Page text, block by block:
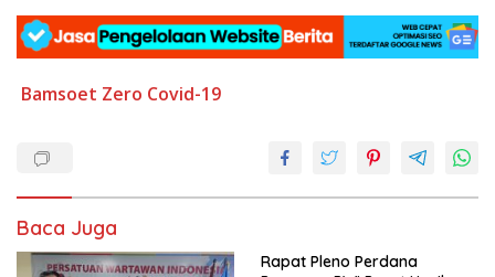
Bamsoet Zero Covid-19
Baca Juga
Rapat Pleno Perdana